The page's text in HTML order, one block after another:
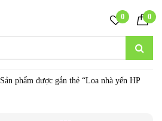
0 0
Sản phẩm được gắn thẻ “Loa nhà yến HP